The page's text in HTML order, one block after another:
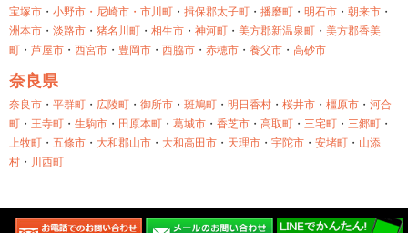
宝塚市 ・ 小野市・ 尼崎市・ 市川町 ・ 揖保郡太子町 ・ 播磨町 ・ 明石市 ・ 朝来市 ・
洲本市 ・ 淡路市 ・ 猪名川町 ・ 相生市 ・ 神河町 ・ 美方郡新温泉町 ・ 美方郡香美
町 ・ 芦屋市 ・ 西宮市 ・ 豊岡市 ・ 西脇市 ・ 赤穂市 ・ 養父市 ・ 高砂市
奈良県
奈良市 ・ 平群町 ・ 広陵町 ・ 御所市 ・ 斑鳩町 ・ 明日香村 ・ 桜井市 ・ 橿原市 ・ 河合
町 ・ 王寺町 ・ 生駒市 ・ 田原本町 ・ 葛城市 ・ 香芝市 ・ 高取町 ・ 三宅町 ・ 三郷町 ・
上牧町 ・ 五條市 ・ 大和郡山市 ・ 大和高田市 ・ 天理市 ・ 宇陀市 ・ 安堵町 ・ 山添
村 ・ 川西町